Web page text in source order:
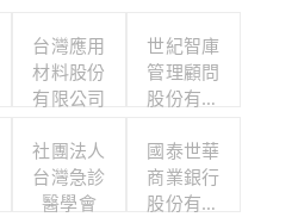
台灣應用
材料股份
有限公司
世紀智庫
管理顧問
股份有限
社團法人
台灣急診
醫學會
國泰世華
商業銀行
股份有限